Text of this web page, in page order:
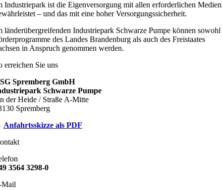
Industriepark ist die Eigenversorgung mit allen erforderlichen Medien
– und das mit eine hoher Versorgungssicherheit.
länderübergreifenden Industriepark Schwarze Pumpe können sowohl
des Landes Brandenburg als auch des Freistaates
in Anspruch genommen werden.
erreichen Sie uns
Spremberg GmbH
Schwarze Pumpe
der Heide / Straße A-Mitte
Spremberg
Anfahrtsskizze als PDF
3564 3298-0
Mail